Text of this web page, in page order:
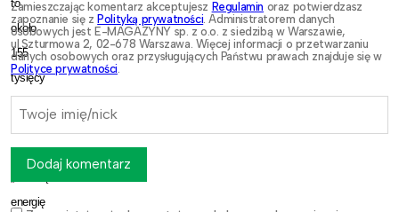
to
około
155
tysięcy
energię
Zamieszczając komentarz akceptujesz Regulamin oraz potwierdzasz
zapoznanie się zPolityką prywatności . Administratorem danych
osobowych jest E-MAGAZYNY sp. z o.o. z siedzibą w Warszawie,
ul.Szturmowa 2, 02-678 Warszawa. Więcej informacji o przetwarzaniu
danych osobowych oraz przysługujących Państwu prawach znajduje się w
Polityce prywatności
Dodaj komentarz